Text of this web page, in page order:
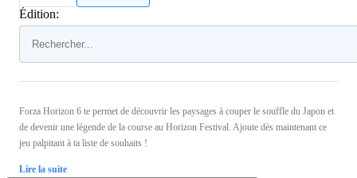
Édition:
Forza Horizon 6 te permet de découvrir les paysages à couper le souffle du Japon et
de devenir une légende de la course au Horizon Festival. Ajoute dès maintenant ce
jeu palpitant à ta liste de souhaits !
Lire la suite